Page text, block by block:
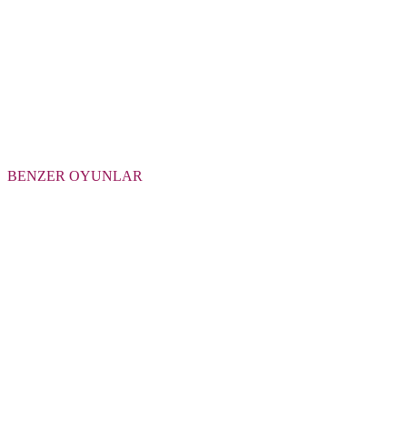
BENZER OYUNLAR